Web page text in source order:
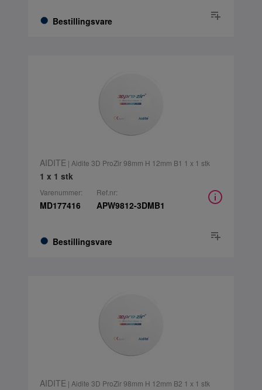
Bestillingsvare
AIDITE | Aidite 3D ProZir 98mm H 12mm B1 1 x 1 stk
1 x 1 stk
Varenummer:
MD177416
Bestillingsvare
Ref.nr:
APW9812-3DMB1
AIDITE | Aidite 3D ProZir 98mm H 12mm B2 1 x 1 stk